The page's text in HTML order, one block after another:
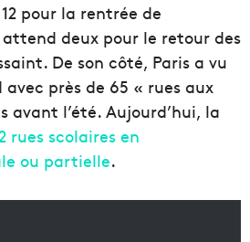
pour la rentrée de
deux pour le retour des
De son côté, Paris a vu
avec près de 65 « rues aux
avant l’été. Aujourd’hui, la
rues scolaires en
ou partielle.